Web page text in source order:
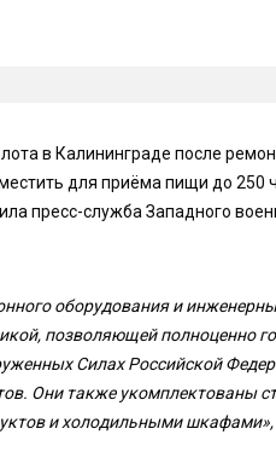
в Калининграде после
для приёма пищи до
пресс-служба Западного
оборудования и
позволяющей полноценно
Силах Российской
Они также укомплектованы
и холодильными